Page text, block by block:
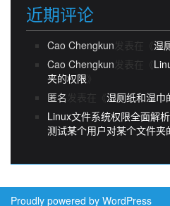
近期评论
Cao Chengkun发表在《 湿
Cao Chengkun发表在《
夹的权限
匿名 发表在《 湿厕纸和湿巾
Linux文件系统权限全面解
测试某个用户对某个文件夹
Proudly powered by WordPress